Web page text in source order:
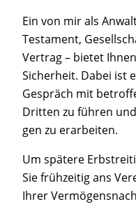
Ein von mir als
Tes­ta­ment,
Ver­trag – bie­tet
Sicher­heit. Dabei ist
Gespräch mit
Drit­ten zu füh­ren
gen zu erarbeiten.
Um spä­te­re
Sie früh­zei­tig ans
Ihrer